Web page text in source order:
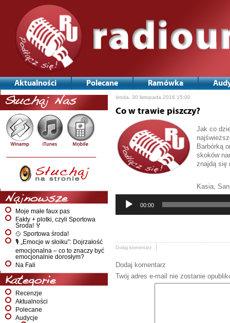
Aktualności Polecane Ramówka
Słuchaj Nas
Najnowsze
Moje małe faux pas
Fakty + plotki, czyli Sportowa
Środa! 🏅
🥎 Sportowa środa!
🎙️ „Emocje w słoiku”: Dojrzałość
emocjonalna – co to znaczy być
emocjonalnie dorosłym?
Na Fali
Kategorie
Recenzje
Aktualności
Polecane
Audycje
środa, 30 listopada 2016 15:00
Co w trawie piszczy?
Jak co
Barbórką
skoków
znajdą się
Kasia,
plików
00:00
Dodaj komentarz
Dodaj komentarz
Twój adres e-mail nie zostanie